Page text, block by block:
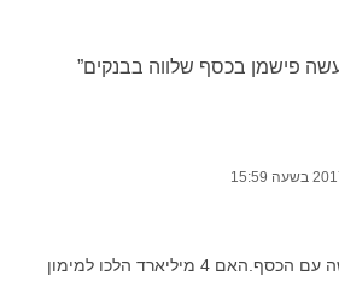
פישמן בכסף שלווה בבנקים”
עדין לא ברור מה הוא עשה עם הכסף.האם 4 מיליארד הלכו למימון